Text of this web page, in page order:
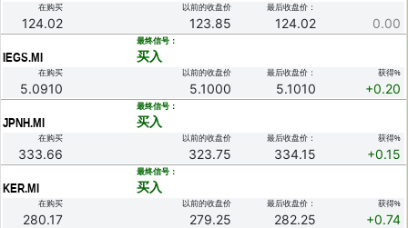
在购买
124.02
以前的收盘价
123.85
最后收盘价：
124.02 0.00
IEGS.MI
最终信号：
买入
在购买
5.0910
以前的收盘价
5.1000
最后收盘价：
5.1010
获得%
+0.20
JPNH.MI
最终信号：
买入
在购买
333.66
以前的收盘价
323.75
最后收盘价：
334.15
获得%
+0.15
KER.MI
最终信号：
买入
在购买
280.17
以前的收盘价
279.25
最后收盘价：
282.25
获得%
+0.74